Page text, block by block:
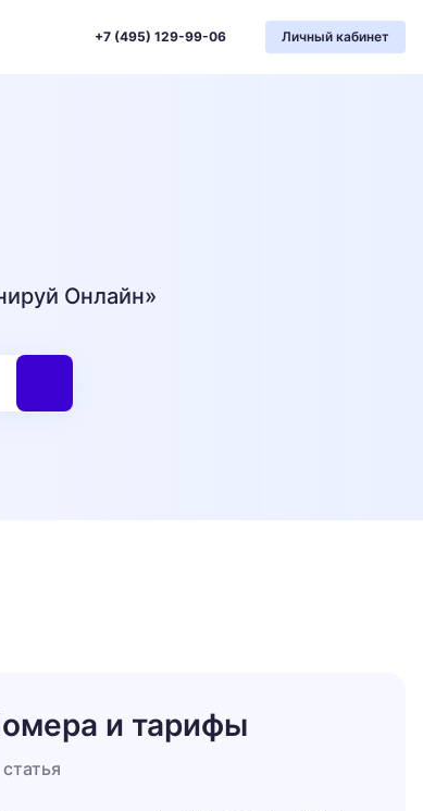
+7 (495) 129-99-06 Личный кабинет
Онлайн»
и тарифы